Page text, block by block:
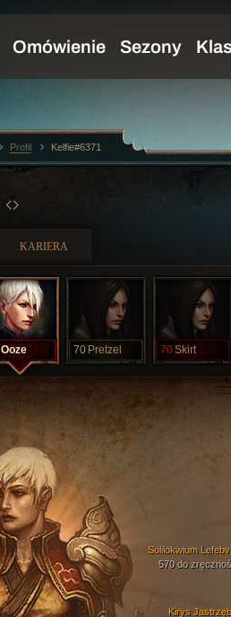
KARIERA
Ooze 70 Pretzel 70Skirt
Kirys
Solilokwium
570 do
Profil Kelfie#6371